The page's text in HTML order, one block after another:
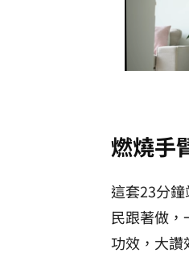
燃燒手
這套23分
民跟著做
功效，大讚